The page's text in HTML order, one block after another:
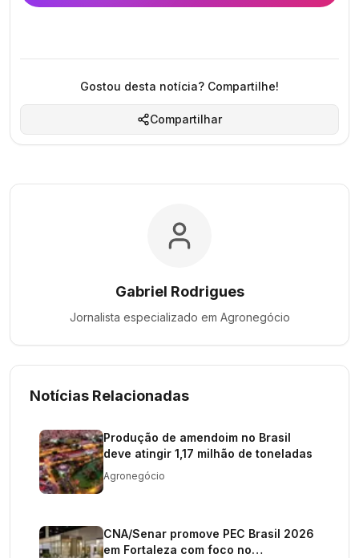
Gostou desta notícia? Compartilhe!
Compartilhar
Gabriel Rodrigues
Jornalista especializado em Agronegócio
Notícias Relacionadas
Produção de amendoim no Brasil
deve atingir 1,17 milhão de toneladas
Agronegócio
CNA/Senar promove PEC Brasil 2026
em Fortaleza com foco no